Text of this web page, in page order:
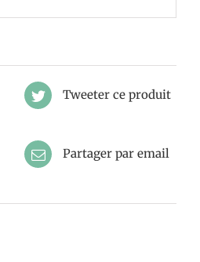
Tweeter ce produit
Partager par email